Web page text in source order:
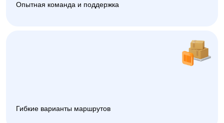
Опытная команда и поддержка
Гибкие варианты маршрутов